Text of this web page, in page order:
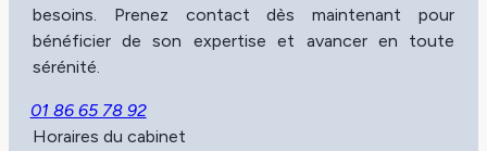
besoins. Prenez contact dès maintenant pour
bénéficier de son expertise et avancer en toute
sérénité.
01 86 65 78 92
Horaires du cabinet